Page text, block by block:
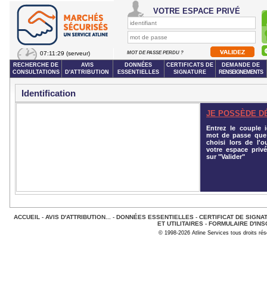
07:11:29 (serveur)
VOTRE ESPACE PRIVÉ
MOT DE PASSE PERDU ?
RECHERCHE DE
CONSULTATIONS
AVIS
D'ATTRIBUTION
DONNÉES
ESSENTIELLES
CERTIFICATS DE
SIGNATURE
DEMANDE DE
RENSEIGNEMENTS
Identification
JE POSSÈDE
Entrez le couple
mot de passe
choisi lors de
votre espace
sur "Valider"
ACCUEIL - AVIS D'ATTRIBUTION... - DONNÉES ESSENTIELLES- CERTIFICAT DE
ET UTILITAIRES - FORMULAIRE
© 1998-2026 Atline Services tous droits